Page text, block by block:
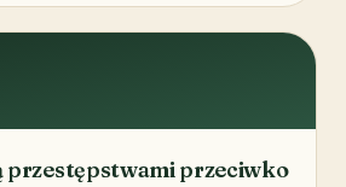
przestępstwami przeciwko